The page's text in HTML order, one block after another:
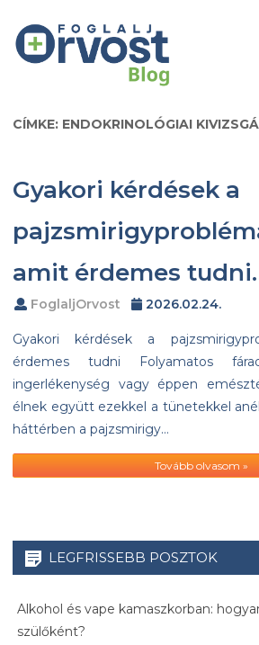
CÍMKE: ENDOKRINOLÓGIAI
Gyakori kérdések a
amit érdemes
FoglaljOrvost 2026.02.24.
Gyakori kérdések a
érdemes tudni Folyamatos
ingerlékenység vagy éppen
élnek együtt ezekkel a tünetekkel
háttérben a pajzsmirigy…
Tovább olvasom »
LEGFRISSEBB POSZTOK
Alkohol és vape kamaszkorban:
szülőként?